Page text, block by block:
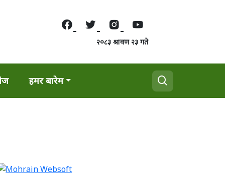
२०८३ श्रावण २३ गते
हमर बारेम